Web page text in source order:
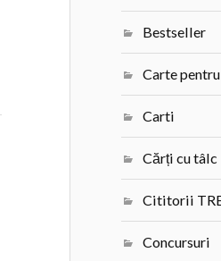
Bestseller
Carte
Carti
Cărți cu tâlc
Cititorii
Concursuri